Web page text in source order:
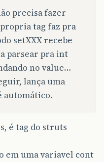
precisa fazer
tag faz pra
setXXX recebe
parsear pra int
no value…
lança uma
automático.
é tag do struts
em uma variavel cont